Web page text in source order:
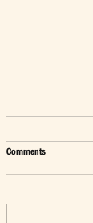
Comments